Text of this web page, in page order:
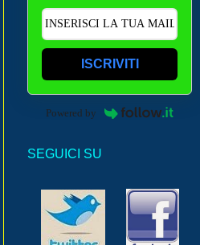
ISCRIVITI
Powered by
SEGUICI SU